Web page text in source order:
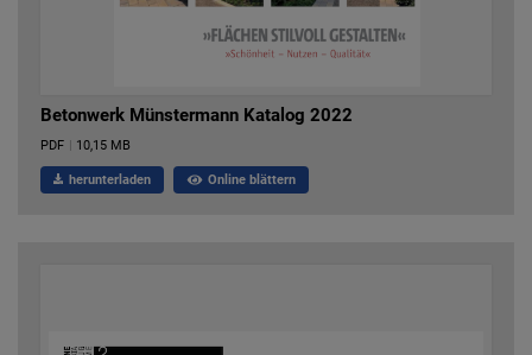
Betonwerk Münstermann Katalog 2022
PDF 10,15 MB
herunterladen Online blättern